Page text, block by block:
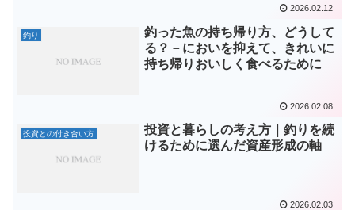
2026.02.12
釣り
釣った魚の持ち帰り方、どうして
る？－においを抑えて、きれいに
持ち帰りおいしく食べるために
2026.02.08
投資との付き合い方
投資と暮らしの考え方｜釣りを続
けるために選んだ資産形成の軸
2026.02.03